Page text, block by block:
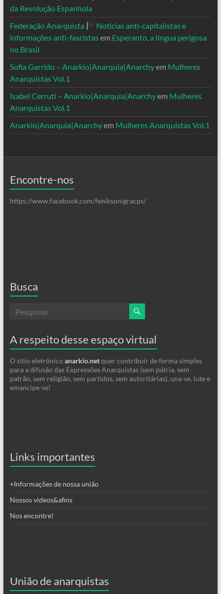
da Revolução Espanhola
Federação Anarquista
Notícias anti-capitalistas e
informações anti-fascistasem Esperanto, a língua perigosa
no Brasil
Sofia Garrido – Anarkio|Anarquia|Anarchyem Mulheres
Anarquistas Vol.1
Isabel Cerruti – Anarkio|Anarquia|Anarchyem Mulheres
Anarquistas Vol.1
Anarkio|Anarquia|Anarchyem Mulheres Anarquistas Vol.1
Encontre-nos
https://www.facebook.com/feniksonigracps/
Busca
A respeito desse espaço virtual
O sitio eletrônico anarkio.netquer contribuir de forma simples
para a difusão das Expressões Anarquistas (sem pátria, sem
patrão, sem religião, sem partidos, sem autoritárias), una-se, lute e
emancipe-se!
Links importantes
+Informações de nossa união
Nossos videos&afins
Nos encontre!
União de anarquistas